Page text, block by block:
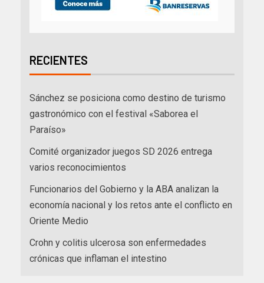
RECIENTES
Sánchez se posiciona como destino de turismo
gastronómico con el festival «Saborea el
Paraíso»
Comité organizador juegos SD 2026 entrega
varios reconocimientos
Funcionarios del Gobierno y la ABA analizan la
economía nacional y los retos ante el conflicto en
Oriente Medio
Crohn y colitis ulcerosa son enfermedades
crónicas que inflaman el intestino